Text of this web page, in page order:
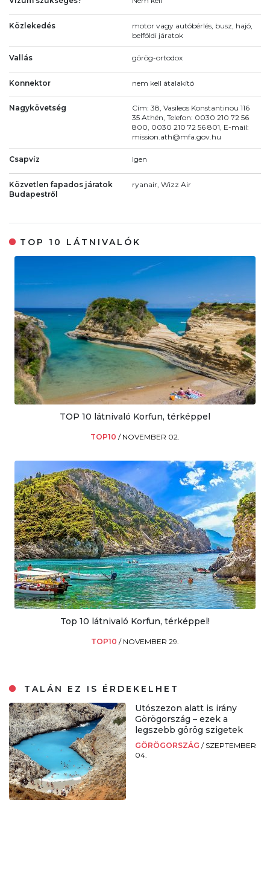
Közlekedés
motor vagy autóbérlés, busz, hajó,
belföldi járatok
Vallás görög-ortodox
Konnektor nem kell átalakító
Nagykövetség
Cím: 38, Vasileos Konstantinou 116
35 Athén, Telefon: 0030 210 72 56
800, 0030 210 72 56 801, E-mail:
mission.ath@mfa.gov.hu
Csapvíz Igen
Közvetlen fapados járatok
Budapestről
ryanair, Wizz Air
TOP 10 LÁTNIVALÓK
TOP 10 látnivaló Korfun, térképpel
TOP10 / NOVEMBER 02.
Top 10 látnivaló Korfun, térképpel!
TOP10 / NOVEMBER 29.
TALÁN EZ IS ÉRDEKELHET
Utószezon alatt is irány
Görögország – ezek a
legszebb görög szigetek
GÖRÖGORSZÁG / SZEPTEMBER
04.